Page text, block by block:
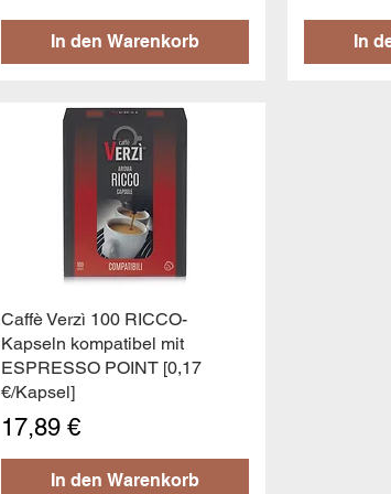
In den Warenkorb In
Schnellansicht
Caffè Verzì 100 RICCO-
Kapseln kompatibel mit
ESPRESSO POINT [0,17
€/Kapsel]
Preis
17,89 €
In den Warenkorb